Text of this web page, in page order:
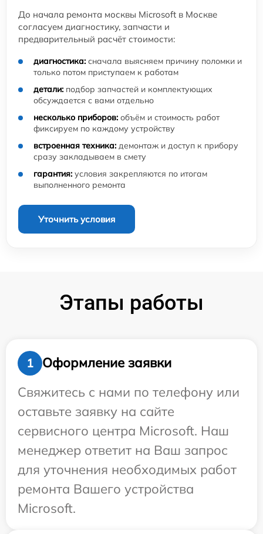
До начала ремонта москвы Microsoft в Москве
согласуем диагностику, запчасти и
предварительный расчёт стоимости:
диагностика: сначала выясняем причину поломки и
только потом приступаем к работам
детали: подбор запчастей и комплектующих
обсуждается с вами отдельно
несколько приборов: объём и стоимость работ
фиксируем по каждому устройству
встроенная техника: демонтаж и доступ к прибору
сразу закладываем в смету
гарантия: условия закрепляются по итогам
выполненного ремонта
Уточнить условия
Этапы работы
1
Оформление заявки
Свяжитесь с нами по телефону или
оставьте заявку на сайте
сервисного центра Microsoft. Наш
менеджер ответит на Ваш запрос
для уточнения необходимых работ
ремонта Вашего устройства
Microsoft.